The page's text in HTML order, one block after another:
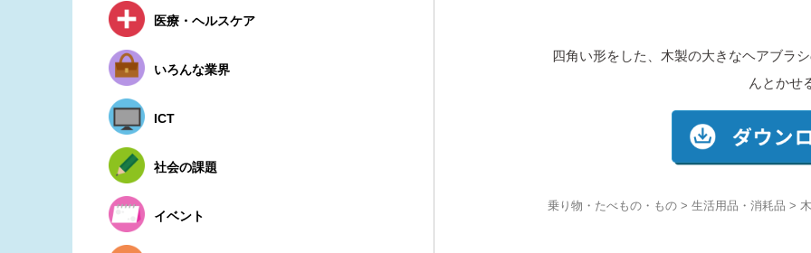
四角い形をした、木製の大きなヘアブラ
んとかせ
乗り物・たべもの・もの> 生活用品・消耗品 >
医療・ヘルスケア
いろんな業界
ICT
社会の課題
イベント